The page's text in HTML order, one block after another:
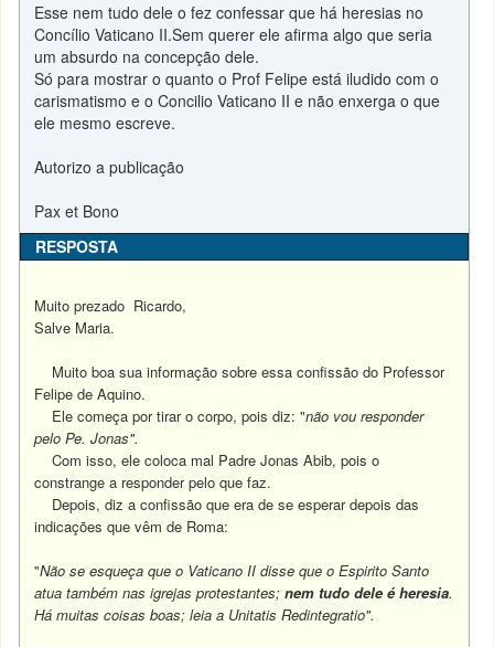
Esse nem tudo dele o fez confessar que há heresias no
Concílio Vaticano II.Sem querer ele afirma algo que seria
um absurdo na concepção dele.
Só para mostrar o quanto o Prof Felipe está iludido com o
carismatismo e o Concilio Vaticano II e não enxerga o que
ele mesmo escreve.
Autorizo a publicação
Pax et Bono
RESPOSTA
Muito prezado Ricardo,
Salve Maria.
Muito boa sua informação sobre essa confissão do Professor
Felipe de Aquino.
Ele começa por tirar o corpo, pois diz: "não vou responder
pelo Pe. Jonas".
Com isso, ele coloca mal Padre Jonas Abib, pois o
constrange a responder pelo que faz.
Depois, diz a confissão que era de se esperar depois das
indicações que vêm de Roma:
"Não se esqueça que o Vaticano II disse que o Espirito Santo
atua também nas igrejas protestantes;nem tudo dele é heresia.
Há muitas coisas boas; leia a Unitatis Redintegratio".